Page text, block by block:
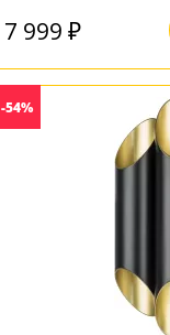
7 999 ₽
-54%